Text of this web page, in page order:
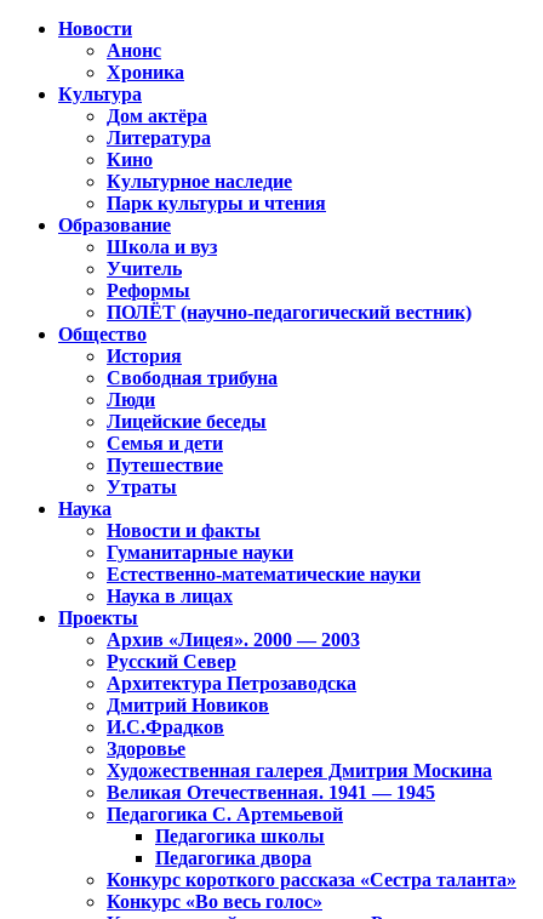
Новости
Анонс
Хроника
Культура
Дом актёра
Литература
Кино
Культурное наследие
Парк культуры и чтения
Образование
Школа и вуз
Учитель
Реформы
ПОЛЁТ (научно-педагогический вестник)
Общество
История
Свободная трибуна
Люди
Лицейские беседы
Семья и дети
Путешествие
Утраты
Наука
Новости и факты
Гуманитарные науки
Естественно-математические науки
Наука в лицах
Проекты
Архив «Лицея». 2000 — 2003
Русский Север
Архитектура Петрозаводска
Дмитрий Новиков
И.С.Фрадков
Здоровье
Художественная галерея Дмитрия Москина
Великая Отечественная. 1941 — 1945
Педагогика С. Артемьевой
Педагогика школы
Педагогика двора
Конкурс короткого рассказа «Сестра таланта»
Конкурс «Во весь голос»